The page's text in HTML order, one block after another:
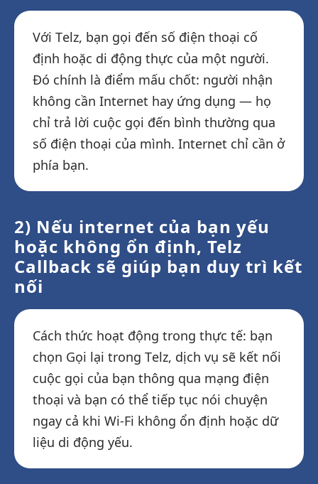
Với Telz, bạn gọi đến số điện thoại cố
định hoặc di động thực của một người.
Đó chính là điểm mấu chốt: người nhận
không cần Internet hay ứng dụng — họ
chỉ trả lời cuộc gọi đến bình thường qua
số điện thoại của mình. Internet chỉ cần ở
phía bạn.
2) Nếu internet của bạn yếu
hoặc không ổn định, Telz
Callback sẽ giúp bạn duy trì kết
nối
Cách thức hoạt động trong thực tế: bạn
chọn Gọi lại trong Telz, dịch vụ sẽ kết nối
cuộc gọi của bạn thông qua mạng điện
thoại và bạn có thể tiếp tục nói chuyện
ngay cả khi Wi-Fi không ổn định hoặc dữ
liệu di động yếu.